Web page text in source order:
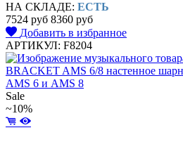
НА СКЛАДЕ: ЕСТЬ
7524 руб 8360 руб
Добавить в избранное
АРТИКУЛ: F8204
Sale
~10%